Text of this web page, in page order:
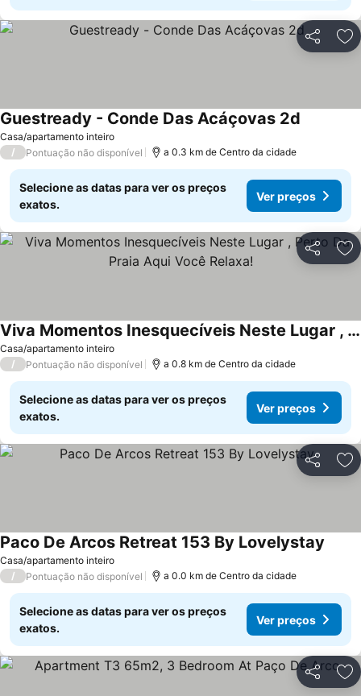
Partilhar
Casa/apartamento inteiro
Guestready - Conde Das Acáçovas 2d
/ Pontuação não disponível a 0.3 km de Centro da cidade
Selecione as datas para ver os preços
exatos.
Ver preços
Partilhar
Casa/apartamento inteiro
Viva Momentos Inesquecíveis Neste Lugar , Perto Da Praia Aqui Você Relaxa!
Ver preços
/ Pontuação não disponível a 0.8 km de Centro da cidade
Selecione as datas para ver os preços
exatos.
Ver preços
Partilhar
Casa/apartamento inteiro
Paco De Arcos Retreat 153 By Lovelystay
/ Pontuação não disponível a 0.0 km de Centro da cidade
Selecione as datas para ver os preços
exatos.
Ver preços
Partilhar